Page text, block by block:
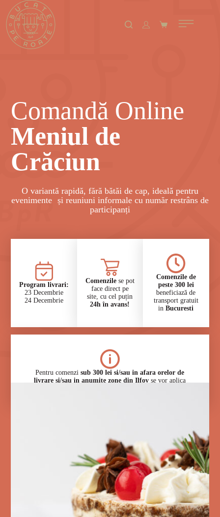
Comandă Online
Meniul de
Crăciun
O variantă rapidă, fără bătăi de cap, ideală pentru
evenimente și reuniuni informale cu număr restrâns de
participanți
⁠Program livrari:
23 Decembrie
24 Decembrie
Comenzilese pot
face direct pe
site, cu cel puțin
24h în avans!
Comenzile de
peste 300 lei
beneficiază de
transport gratuit
inBucuresti
⁠Pentru comenzisub 300 lei si/sau in afara orelor de
livrare si/sau in anumite zone din Ilfov se vor aplica